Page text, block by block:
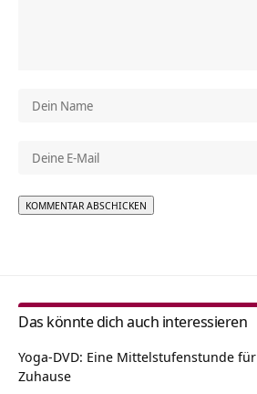
Das könnte dich auch interessieren
Yoga-DVD: Eine Mittelstufenstunde für
Zuhause